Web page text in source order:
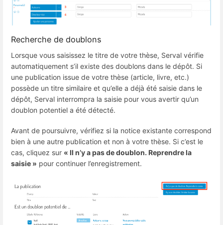
Recherche de doublons
Lorsque vous saisissez le titre de votre thèse, Serval vérifie
automatiquement s’il existe des doublons dans le dépôt. Si
une publication issue de votre thèse (article, livre, etc.)
possède un titre similaire et qu’elle a déjà été saisie dans le
dépôt, Serval interrompra la saisie pour vous avertir qu’un
doublon potentiel a été détecté.
Avant de poursuivre, vérifiez si la notice existante correspond
bien à une autre publication et non à votre thèse. Si c’est le
cas, cliquez sur « Il n’y a pas de doublon. Reprendre la
saisie » pour continuer l’enregistrement.